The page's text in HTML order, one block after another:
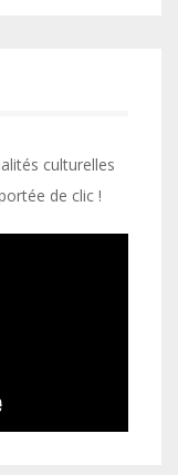
culturelles
de clic !